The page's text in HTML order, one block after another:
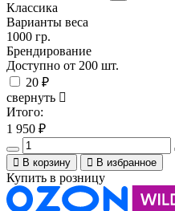
Классика
Варианты веса
1000 гр.
Брендирование
Доступно от 200 шт.
20 ₽
свернуть
Итого:
1 950 ₽
В корзину В избранное
Купить в розницу